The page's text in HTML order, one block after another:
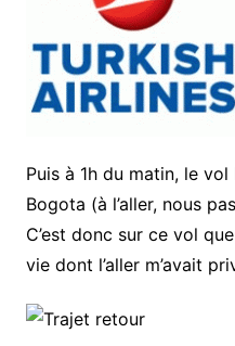
Puis à 1h du matin, le
Bogota (à l’aller, nous
C’est donc sur ce vol
vie dont l’aller m’avait